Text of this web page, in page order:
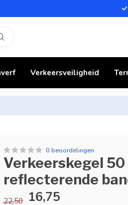
Verkeersveiligheid
0 beoordelingen
Verkeerskegel
reflecterende
22,50 16,75